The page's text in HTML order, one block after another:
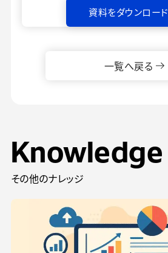
資料をダウンロード
一覧へ戻る
Knowledge
その他のナレッジ